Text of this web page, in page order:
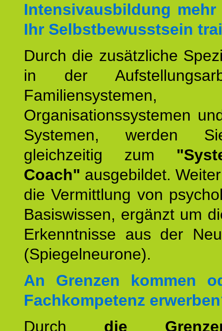
Intensivausbildung
Ihr Selbstbewusstsein
Durch die zusätzliche
in der
Familiensystemen,
Organisationssystemen
Systemen, werden
gleichzeitig zum
Coach" ausgebildet.
die Vermittlung von
Basiswissen, ergänzt um
Erkenntnisse aus der
(Spiegelneurone).
An Grenzen kommen
Fachkompetenz
Durch die